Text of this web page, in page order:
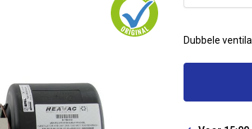
Dubbele